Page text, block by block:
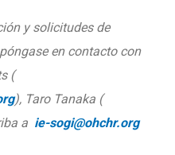
y solicitudes de
póngase en contacto con
(
), Taro Tanaka (
a ie-sogi@ohchr.org